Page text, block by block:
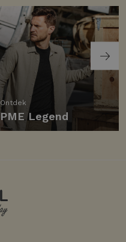
Ontdek
PME Legend